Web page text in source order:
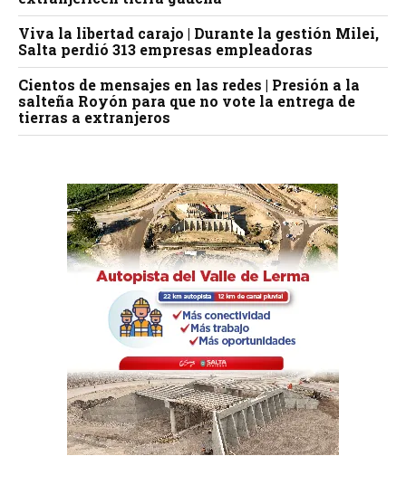
Viva la libertad carajo | Durante la gestión Milei,
Salta perdió 313 empresas empleadoras
Cientos de mensajes en las redes | Presión a la
salteña Royón para que no vote la entrega de
tierras a extranjeros